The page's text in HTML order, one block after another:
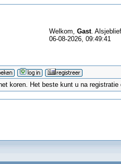
Welkom, Gast.
06-08-2026, 09:49:41
koren. Het beste kunt u na